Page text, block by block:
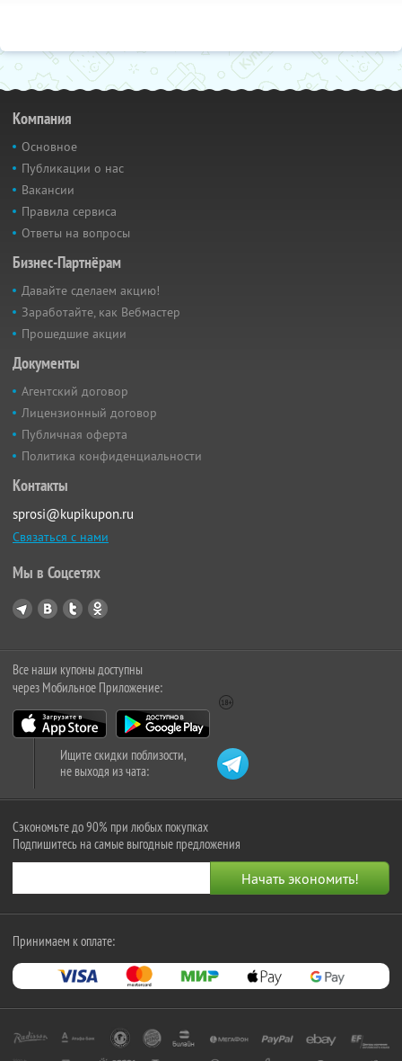
Компания
Основное
Публикации о нас
Вакансии
Правила сервиса
Ответы на вопросы
Бизнес-Партнёрам
Давайте сделаем акцию!
Заработайте, как Вебмастер
Прошедшие акции
Документы
Агентский договор
Лицензионный договор
Публичная оферта
Политика конфиденциальности
Контакты
sprosi@kupikupon.ru
Связаться с нами
Мы в Соцсетях
Все наши купоны доступны
через Мобильное Приложение:
Ищите скидки поблизости,
не выходя из чата:
Сэкономьте до 90% при любых покупках
Подпишитесь на самые выгодные предложения
Принимаем к оплате: